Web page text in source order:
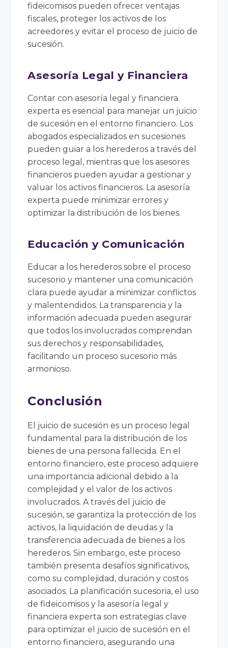
fideicomisos pueden ofrecer ventajas
fiscales, proteger los activos de los
acreedores y evitar el proceso de juicio de
sucesión.
Asesoría Legal y Financiera
Contar con asesoría legal y financiera
experta es esencial para manejar un juicio
de sucesión en el entorno financiero. Los
abogados especializados en sucesiones
pueden guiar a los herederos a través del
proceso legal, mientras que los asesores
financieros pueden ayudar a gestionar y
valuar los activos financieros. La asesoría
experta puede minimizar errores y
optimizar la distribución de los bienes.
Educación y Comunicación
Educar a los herederos sobre el proceso
sucesorio y mantener una comunicación
clara puede ayudar a minimizar conflictos
y malentendidos. La transparencia y la
información adecuada pueden asegurar
que todos los involucrados comprendan
sus derechos y responsabilidades,
facilitando un proceso sucesorio más
armonioso.
Conclusión
El juicio de sucesión es un proceso legal
fundamental para la distribución de los
bienes de una persona fallecida. En el
entorno financiero, este proceso adquiere
una importancia adicional debido a la
complejidad y el valor de los activos
involucrados. A través del juicio de
sucesión, se garantiza la protección de los
activos, la liquidación de deudas y la
transferencia adecuada de bienes a los
herederos. Sin embargo, este proceso
también presenta desafíos significativos,
como su complejidad, duración y costos
asociados. La planificación sucesoria, el uso
de fideicomisos y la asesoría legal y
financiera experta son estrategias clave
para optimizar el juicio de sucesión en el
entorno financiero, asegurando una